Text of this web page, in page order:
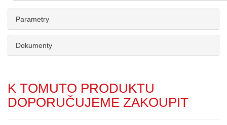
Parametry
Dokumenty
K TOMUTO PRODUKTU
DOPORUČUJEME ZAKOUPIT